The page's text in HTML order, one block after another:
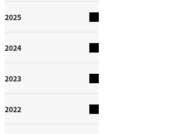
2025
2024
2023
2022